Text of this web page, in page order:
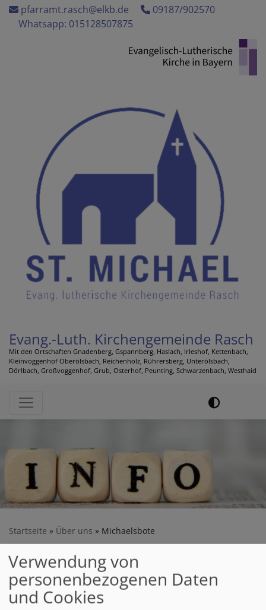
Direkt
zum
pfarramt.rasch@elkb.de
09187/902570
Whatsapp: 015128507875
Evang.-Luth. Kirchengemeinde Rasch
Mit den Ortschaften Gnadenberg, Gspannberg, Haslach, Irleshof, Kettenbach,
Kleinvoggenhof Oberölsbach, Reichenholz, Rührersberg, Unterölsbach,
Dörlbach, Großvoggenhof, Grub, Osterhof, Peunting, Schwarzenbach, Westhaid
Hauptnavigation
Startseite Über uns Michaelsbote
Michaelsbote
Verwendung von
personenbezogenen Daten
und Cookies